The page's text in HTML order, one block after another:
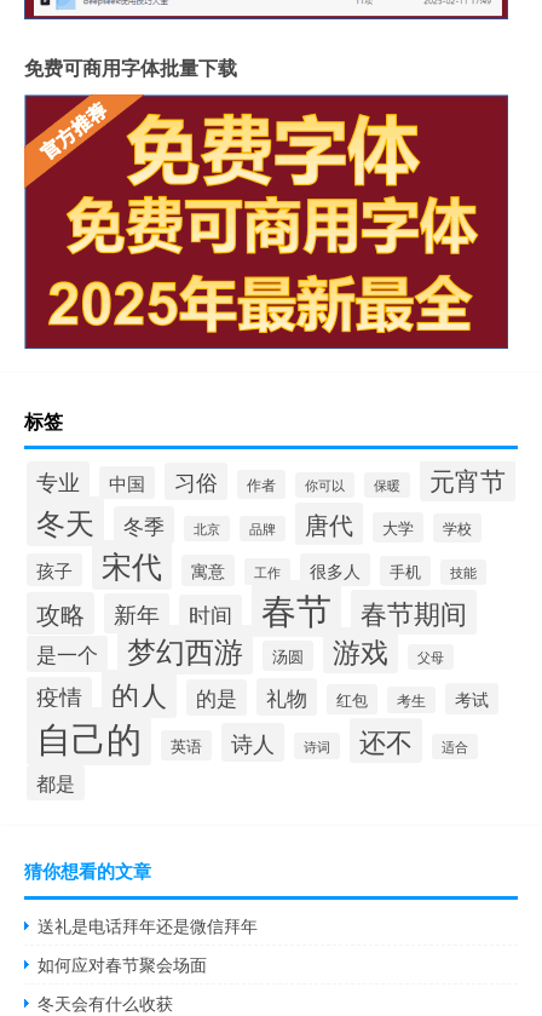
免费可商用字体批量下载
标签
专业 中国 习俗 作者 你可以 保暖 元宵节
冬天 冬季 北京 品牌 唐代 大学 学校
孩子 宋代 寓意 工作 很多人 手机 技能
攻略 新年 时间 春节 春节期间
是一个 梦幻西游 汤圆 游戏 父母
疫情 的人 的是 礼物 红包 考生 考试
自己的 英语 诗人 诗词 还不 适合
都是
猜你想看的文章
送礼是电话拜年还是微信拜年
如何应对春节聚会场面
冬天会有什么收获